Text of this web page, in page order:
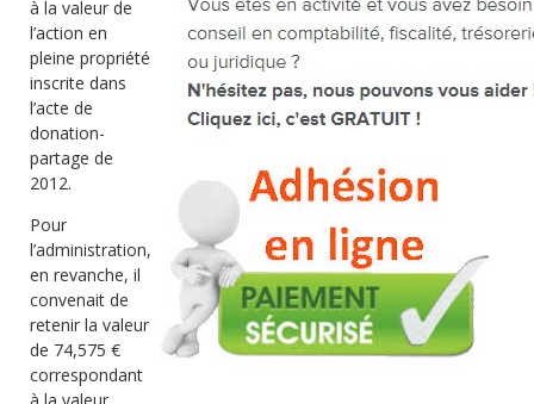
à la valeur de
l’action en
pleine propriété
inscrite dans
l’acte de
donation-
partage de
2012.
Pour
l’administration,
en revanche, il
convenait de
retenir la valeur
de 74,575 €
correspondant
à la valeur